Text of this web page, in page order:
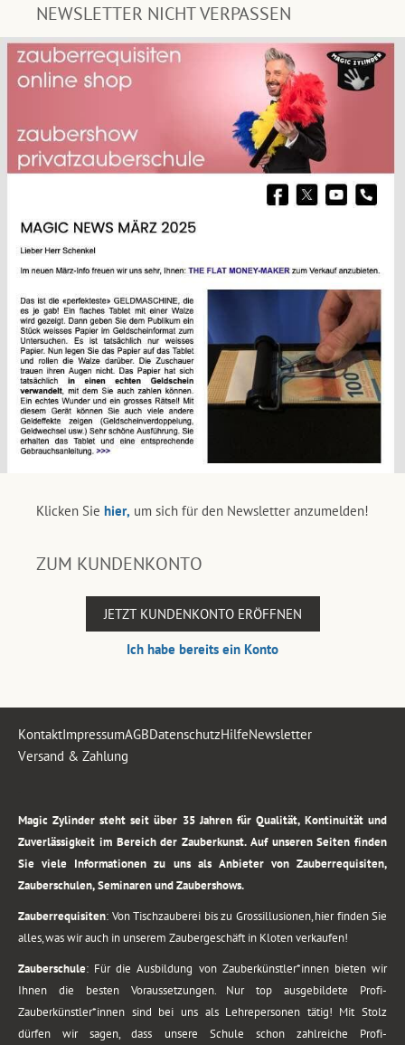
NEWSLETTER NICHT VERPASSEN
Klicken Sie hier, um sich für den Newsletter anzumelden!
ZUM KUNDENKONTO
JETZT KUNDENKONTO ERÖFFNEN
Ich habe bereits ein Konto
KontaktImpressumAGBDatenschutzHilfeNewsletter
Versand & Zahlung
Magic Zylinder steht seit über 35 Jahren für Qualität, Kontinuität und
Zuverlässigkeit im Bereich der Zauberkunst. Auf unseren Seiten finden
Sie viele Informationen zu uns als Anbieter von Zauberrequisiten,
Zauberschulen, Seminaren und Zaubershows.
Zauberrequisiten: Von Tischzauberei bis zu Grossillusionen, hier finden Sie
alles, was wir auch in unserem Zaubergeschäft in Kloten verkaufen!
Zauberschule: Für die Ausbildung von Zauberkünstler*innen bieten wir
Ihnen die besten Voraussetzungen. Nur top ausgebildete Profi-
Zauberkünstler*innen sind bei uns als Lehrepersonen tätig! Mit Stolz
dürfen wir sagen, dass unsere Schule schon zahlreiche Profi-